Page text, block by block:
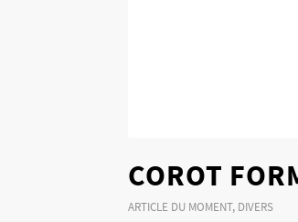
COROT
ARTICLE DU MOMENT, DIVERS